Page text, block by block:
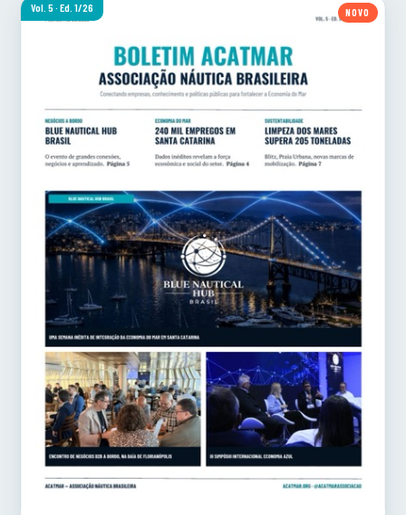
Vol. 5 · Ed. 1/26 NOVO